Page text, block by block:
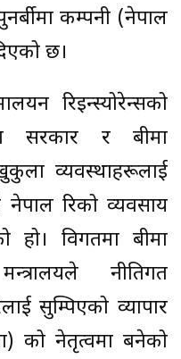
कम्पनी (नेपाल
छ।
रिइन्स्योरेन्सको
सरकार र बीमा
व्यवस्थाहरूलाई
नेपाल रिको व्यवसाय
हो। विगतमा बीमा
नीतिगत
सुम्पिएको व्यापार
को नेतृत्वमा बनेको